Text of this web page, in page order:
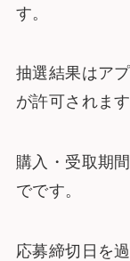
す。
抽選結果はア
が許可されます
購入・受取期
でです。
応募締切日を